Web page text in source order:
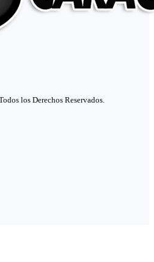
los Derechos Reservados.